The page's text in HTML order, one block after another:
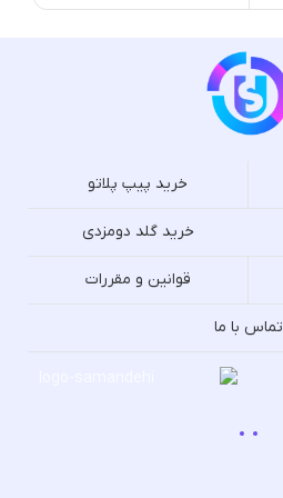
خرید پیپ پلاتو
خرید گلد دومزدی
قوانین و مقررات
تماس با ما